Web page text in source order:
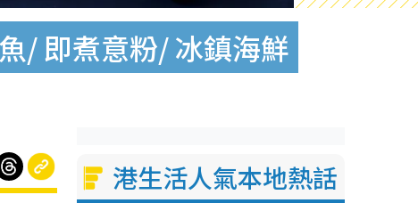
/ 即煮意粉/ 冰鎮海鮮
港生活人氣本地熱話